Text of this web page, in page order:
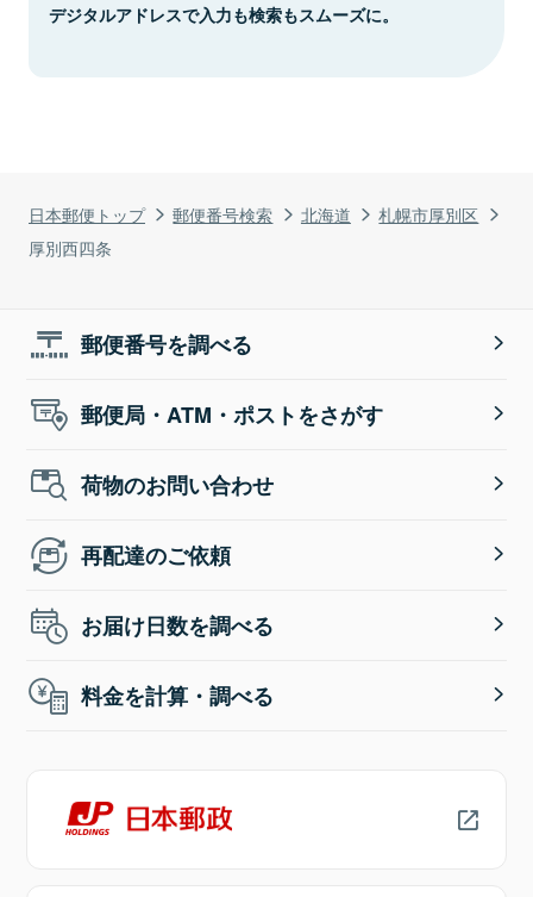
日本郵便トップ 郵便番号検索 北海道
札幌市厚別区
厚別西四条
デジタルアドレスで入力も検索もスムーズに。
郵便番号を調べる
郵便局・ATM・ポストをさがす
荷物のお問い合わせ
再配達のご依頼
お届け日数を調べる
料金を計算・調べる